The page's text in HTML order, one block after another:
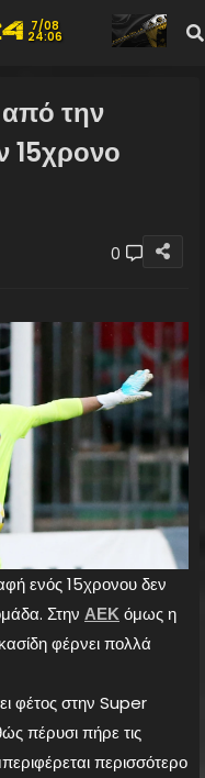
7/08
24:07
την
15χρονο
0
ενός 15χρονου δεν
Στην ΑΕΚόμως η
φέρνει πολλά
φέτος στην Super
πέρυσι πήρε τις
περισσότερο